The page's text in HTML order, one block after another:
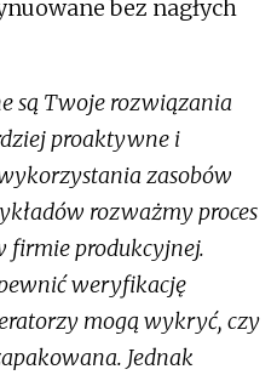
bez nagłych
są Twoje rozwiązania
proaktywne i
zasobów
rozważmy proces
firmie produkcyjnej.
weryfikację
mogą wykryć, czy
Jednak